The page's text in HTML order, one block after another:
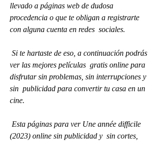
llevado a páginas web de dudosa
procedencia o que te obligan a registrarte
con alguna cuenta en redes  sociales.
ver las mejores películas  gratis online para
disfrutar sin problemas, sin interrupciones y
sin  publicidad para convertir tu casa en un
cine.
(2023) online sin publicidad y  sin cortes,